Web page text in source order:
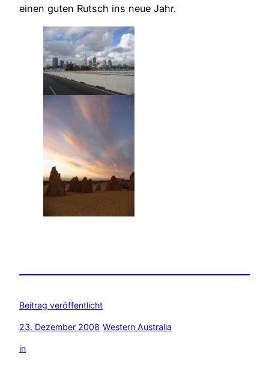
einen guten Rutsch ins neue Jahr.
Beitrag veröffentlicht
23. Dezember 2008
in
Western Australia